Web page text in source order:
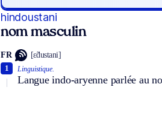
hindoustani
nom masculin
FR [ɛ̃dustani]
Linguistique.
Langue indo-aryenne parlée au
1